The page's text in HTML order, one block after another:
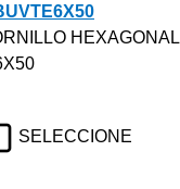
HEXAGONAL
SELECCIONE